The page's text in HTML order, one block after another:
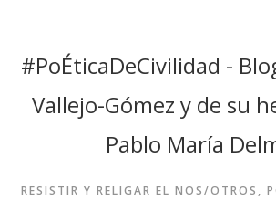
contenido
#PoÉticaDeCivilidad -
Vallejo-Gómez y de su
Pablo María
RESISTIR Y RELIGAR EL NOS/OTROS,